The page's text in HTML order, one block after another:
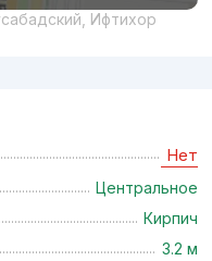
Ифтихор
Нет
Центральное
Кирпич
3.2 м